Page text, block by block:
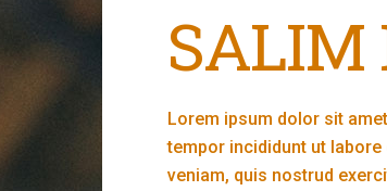
SALIM
Lorem ipsum dolor sit
tempor incididunt ut labore
veniam, quis nostrud